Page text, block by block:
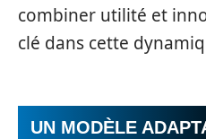
combiner utilité et
clé dans cette
UN MODÈLE